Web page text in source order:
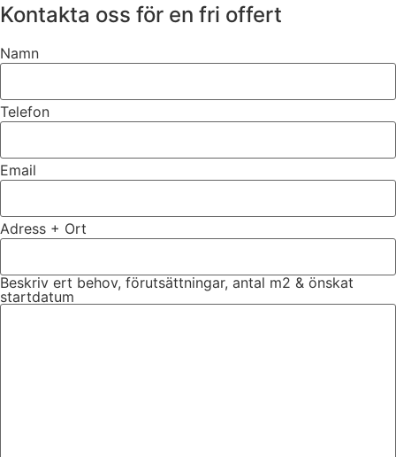
Kontakta oss för en fri offert
Namn
Telefon
Email
Adress + Ort
Beskriv ert behov, förutsättningar, antal m2 & önskat
startdatum